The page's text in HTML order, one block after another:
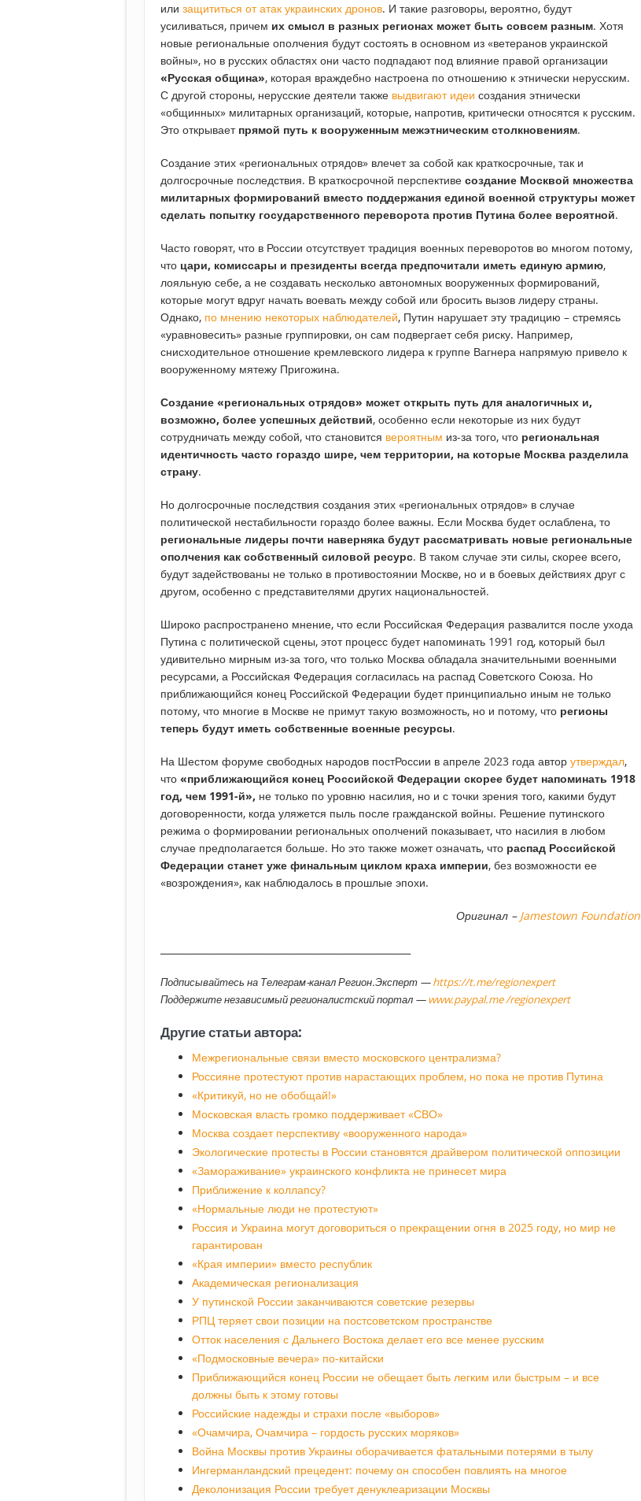
или защититься от атак украинских дронов. И такие разговоры, вероятно, будут
усиливаться, причем их смысл в разных регионах может быть совсем разным. Хотя
новые региональные ополчения будут состоять в основном из «ветеранов украинской
войны», но в русских областях они часто подпадают под влияние правой организации
«Русская община», которая враждебно настроена по отношению к этнически нерусским.
С другой стороны, нерусские деятели также выдвигают идеи создания этнически
«общинных» милитарных организаций, которые, напротив, критически относятся к русским.
Это открывает прямой путь к вооруженным межэтническим столкновениям.
Создание этих «региональных отрядов» влечет за собой как краткосрочные, так и
долгосрочные последствия. В краткосрочной перспективе создание Москвой множества
милитарных формирований вместо поддержания единой военной структуры может
сделать попытку государственного переворота против Путина более вероятной.
Часто говорят, что в России отсутствует традиция военных переворотов во многом потому,
что цари, комиссары и президенты всегда предпочитали иметь единую армию,
лояльную себе, а не создавать несколько автономных вооруженных формирований,
которые могут вдруг начать воевать между собой или бросить вызов лидеру страны.
Однако, по мнению некоторых наблюдателей, Путин нарушает эту традицию – стремясь
«уравновесить» разные группировки, он сам подвергает себя риску. Например,
снисходительное отношение кремлевского лидера к группе Вагнера напрямую привело к
вооруженному мятежу Пригожина.
Создание «региональных отрядов» может открыть путь для аналогичных и,
возможно, более успешных действий, особенно если некоторые из них будут
сотрудничать между собой, что становится вероятным из-за того, что региональная
идентичность часто гораздо шире, чем территории, на которые Москва разделила
страну.
Но долгосрочные последствия создания этих «региональных отрядов» в случае
политической нестабильности гораздо более важны. Если Москва будет ослаблена, то
региональные лидеры почти наверняка будут рассматривать новые региональные
ополчения как собственный силовой ресурс. В таком случае эти силы, скорее всего,
будут задействованы не только в противостоянии Москве, но и в боевых действиях друг с
другом, особенно с представителями других национальностей.
Широко распространено мнение, что если Российская Федерация развалится после ухода
Путина с политической сцены, этот процесс будет напоминать 1991 год, который был
удивительно мирным из-за того, что только Москва обладала значительными военными
ресурсами, а Российская Федерация согласилась на распад Советского Союза. Но
приближающийся конец Российской Федерации будет принципиально иным не только
потому, что многие в Москве не примут такую возможность, но и потому, что регионы
теперь будут иметь собственные военные ресурсы.
На Шестом форуме свободных народов постРоссии в апреле 2023 года автор утверждал,
что «приближающийся конец Российской Федерации скорее будет напоминать 1918
год, чем 1991-й», не только по уровню насилия, но и с точки зрения того, какими будут
договоренности, когда уляжется пыль после гражданской войны. Решение путинского
режима о формировании региональных ополчений показывает, что насилия в любом
случае предполагается больше. Но это также может означать, что распад Российской
Федерации станет уже финальным циклом краха империи, без возможности ее
«возрождения», как наблюдалось в прошлые эпохи.
Оригинал – Jamestown Foundation
Подписывайтесь на Телеграм-канал Регион.Эксперт —https://t.me/regionexpert
Поддержите независимый регионалистский портал — www.paypal.me /regionexpert
Другие статьи автора:
Межрегиональные связи вместо московского централизма?
Россияне протестуют против нарастающих проблем, но пока не против Путина
«Критикуй, но не обобщай!»
Московская власть громко поддерживает «СВО»
Москва создает перспективу «вооруженного народа»
Экологические протесты в России становятся драйвером политической оппозиции
«Замораживание» украинского конфликта не принесет мира
Приближение к коллапсу?
«Нормальные люди не протестуют»
Россия и Украина могут договориться о прекращении огня в 2025 году, но мир не
гарантирован
«Края империи» вместо республик
Академическая регионализация
У путинской России заканчиваются советские резервы
РПЦ теряет свои позиции на постсоветском пространстве
Отток населения с Дальнего Востока делает его все менее русским
«Подмосковные вечера» по-китайски
Приближающийся конец России не обещает быть легким или быстрым – и все
должны быть к этому готовы
Российские надежды и страхи после «выборов»
«Очамчира, Очамчира – гордость русских моряков»
Война Москвы против Украины оборачивается фатальными потерями в тылу
Ингерманландский прецедент: почему он способен повлиять на многое
Деколонизация России требует денуклеаризации Москвы